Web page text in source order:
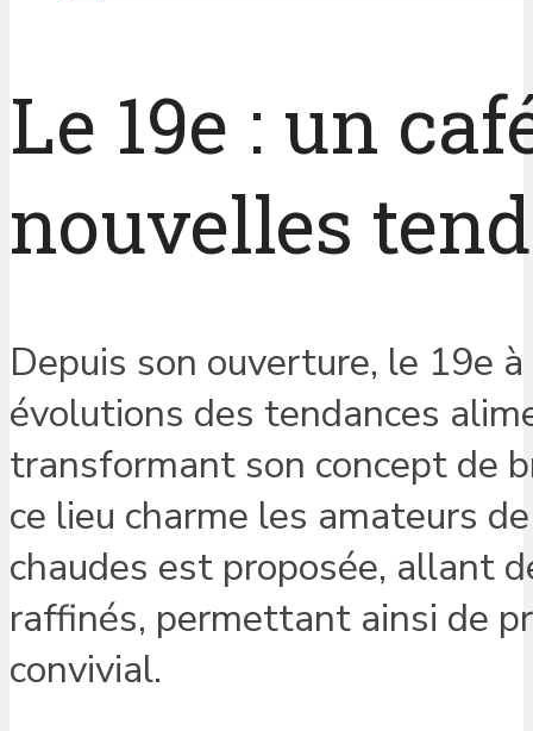
Le 19e : un
nouvelles
Depuis son ouverture, le 19e à
évolutions des tendances
transformant son concept de
ce lieu charme les amateurs
chaudes est proposée, allant
raffinés, permettant ainsi de
convivial.